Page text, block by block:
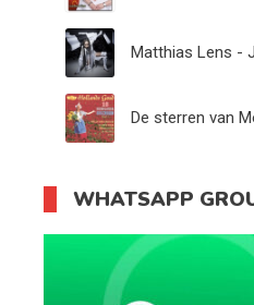
Matthias Lens -
De sterren van
WHATSAPP